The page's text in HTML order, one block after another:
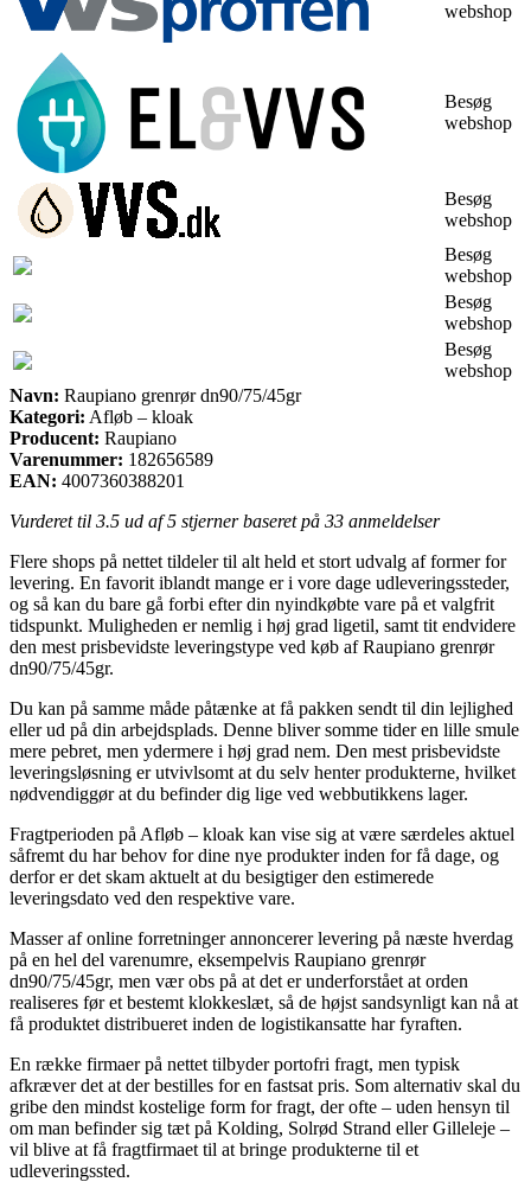
webshop
Besøg
webshop
Besøg
webshop
Besøg
webshop
Besøg
webshop
Besøg
webshop
Navn: Raupiano grenrør dn90/75/45gr
Kategori: Afløb – kloak
Producent: Raupiano
Varenummer: 182656589
EAN: 4007360388201
Vurderet til 3.5 ud af 5 stjerner baseret på 33 anmeldelser
Flere shops på nettet tildeler til alt held et stort udvalg af former for
levering. En favorit iblandt mange er i vore dage udleveringssteder,
og så kan du bare gå forbi efter din nyindkøbte vare på et valgfrit
tidspunkt. Muligheden er nemlig i høj grad ligetil, samt tit endvidere
den mest prisbevidste leveringstype ved køb af Raupiano grenrør
dn90/75/45gr.
Du kan på samme måde påtænke at få pakken sendt til din lejlighed
eller ud på din arbejdsplads. Denne bliver somme tider en lille smule
mere pebret, men ydermere i høj grad nem. Den mest prisbevidste
leveringsløsning er utvivlsomt at du selv henter produkterne, hvilket
nødvendiggør at du befinder dig lige ved webbutikkens lager.
Fragtperioden på Afløb – kloak kan vise sig at være særdeles aktuel
såfremt du har behov for dine nye produkter inden for få dage, og
derfor er det skam aktuelt at du besigtiger den estimerede
leveringsdato ved den respektive vare.
Masser af online forretninger annoncerer levering på næste hverdag
på en hel del varenumre, eksempelvis Raupiano grenrør
dn90/75/45gr, men vær obs på at det er underforstået at orden
realiseres før et bestemt klokkeslæt, så de højst sandsynligt kan nå at
få produktet distribueret inden de logistikansatte har fyraften.
En række firmaer på nettet tilbyder portofri fragt, men typisk
afkræver det at der bestilles for en fastsat pris. Som alternativ skal du
gribe den mindst kostelige form for fragt, der ofte – uden hensyn til
om man befinder sig tæt på Kolding, Solrød Strand eller Gilleleje –
vil blive at få fragtfirmaet til at bringe produkterne til et
udleveringssted.